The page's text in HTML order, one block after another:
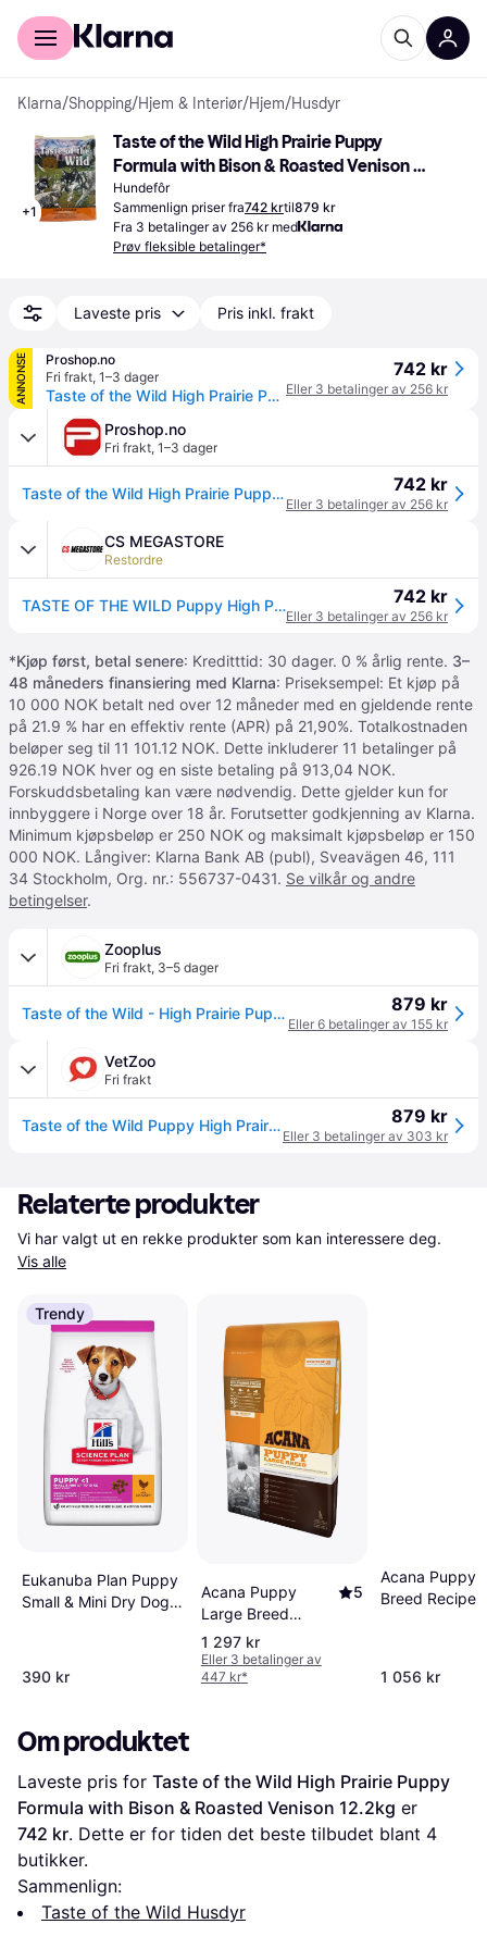
For kunder
Klarna/Shopping/Hjem & Interiør/Hjem/Husdyr
+1
Taste of the Wild High Prairie Puppy
Formula with Bison & Roasted Venison
12.2kg
Hundefôr
Sammenlign priser fra742 krtil879 kr
Fra 3 betalinger av 256 kr med
Prøv fleksible betalinger*
Laveste pris Pris inkl. frakt
ANNONSE
Proshop.no
Fri frakt, 1–3 dager
Taste of the Wild High Prairie Puppy Bison 12.2 kg
742 kr
Eller 3 betalinger av 256 kr
Proshop.no
Fri frakt, 1–3 dager
Taste of the Wild High Prairie Puppy Bison 12.2 kg 742 kr
Eller 3 betalinger av 256 kr
CS MEGASTORE
Restordre
TASTE OF THE WILD Puppy High Prairie - tørfoder til hunde - 12,2 kg 742 kr
Eller 3 betalinger av 256 kr
*Kjøp først, betal senere: Kreditttid: 30 dager. 0 % årlig rente. 3–
48 måneders finansiering med Klarna: Priseksempel: Et kjøp på
10 000 NOK betalt ned over 12 måneder med en gjeldende rente
på 21.9 % har en effektiv rente (APR) på 21,90%. Totalkostnaden
beløper seg til 11 101.12 NOK. Dette inkluderer 11 betalinger på
926.19 NOK hver og en siste betaling på 913,04 NOK.
Forskuddsbetaling kan være nødvendig. Dette gjelder kun for
innbyggere i Norge over 18 år. Forutsetter godkjenning av Klarna.
Minimum kjøpsbeløp er 250 NOK og maksimalt kjøpsbeløp er 150
000 NOK. Långiver: Klarna Bank AB (publ), Sveavägen 46, 111
34 Stockholm, Org. nr.: 556737-0431. Se vilkår og andre
betingelser.
Zooplus
Fri frakt, 3–5 dager
Taste of the Wild - High Prairie Puppy - 12,2 kg 879 kr
Eller 6 betalinger av 155 kr
VetZoo
Fri frakt
Taste of the Wild Puppy High Prairie Bison (12,2 kg) 879 kr
Eller 3 betalinger av 303 kr
Relaterte produkter
Vis alle
Trendy
Eukanuba Plan Puppy
Small & Mini Dry Dog
390 kr
Acana Puppy
Large Breed
Recipe 17kg
5
1 297 kr
Eller 3 betalinger av
447 kr*
Acana Puppy
Breed Recipe
1 056 kr
Om produktet
Laveste pris for Taste of the Wild High Prairie Puppy
Formula with Bison & Roasted Venison 12.2kg
742 kr. Dette er for tiden det beste tilbudet blant 4
butikker.
Sammenlign:
Taste of the Wild Husdyr